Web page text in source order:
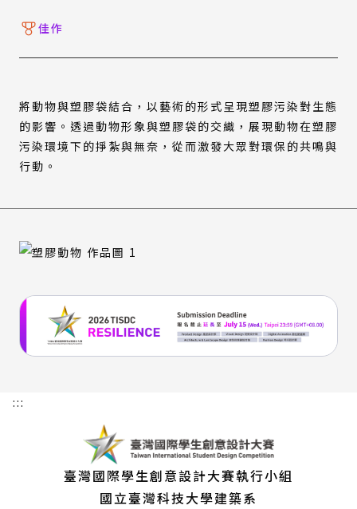
佳作
將動物與塑膠袋結合，以藝術的形式呈現塑膠污染對生態
的影響。透過動物形象與塑膠袋的交織，展現動物在塑膠
污染環境下的掙紮與無奈，從而激發大眾對環保的共鳴與
行動。
:::
臺灣國際學生創意設計大賽執行小組
國立臺灣科技大學建築系